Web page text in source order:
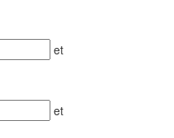
et
et